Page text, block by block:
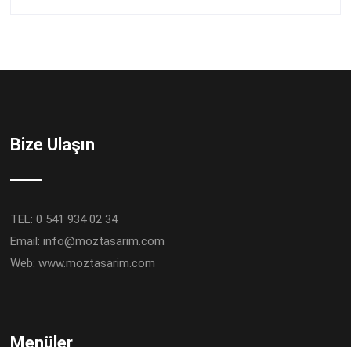
Bize Ulaşın
TEL: 0 541 934 02 34
Email:info@moztasarim.com
Web:www.moztasarim.com
Menüler